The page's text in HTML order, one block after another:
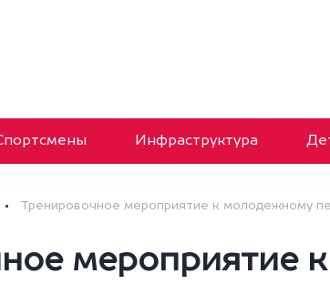
Инфраструктура
Тренировочное мероприятие к молодежному
мероприятие